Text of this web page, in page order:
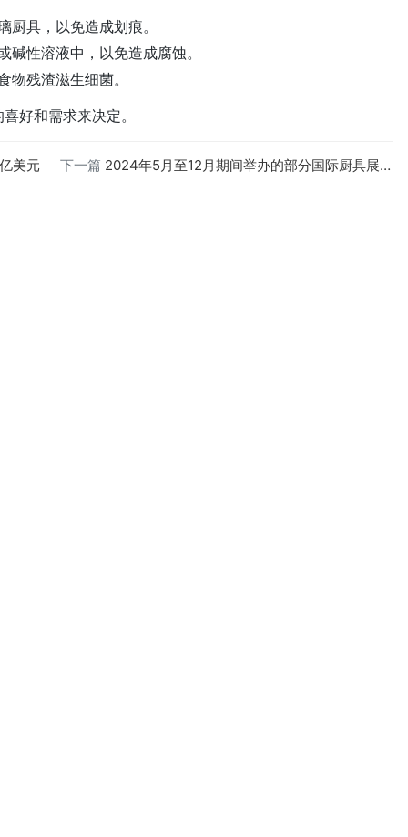
具，以免造成划痕。
性溶液中，以免造成腐蚀。
物残渣滋生细菌。
好和需求来决定。
美元 下一篇 2024年5月至12月期间举办的部分国际厨具展会